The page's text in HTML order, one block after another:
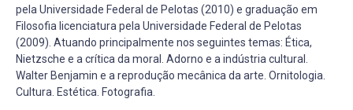
pela Universidade Federal de Pelotas (2010) e graduação em
Filosofia licenciatura pela Universidade Federal de Pelotas
(2009). Atuando principalmente nos seguintes temas: Ética,
Nietzsche e a crítica da moral. Adorno e a indústria cultural.
Walter Benjamin e a reprodução mecânica da arte. Ornitologia.
Cultura. Estética. Fotografia.